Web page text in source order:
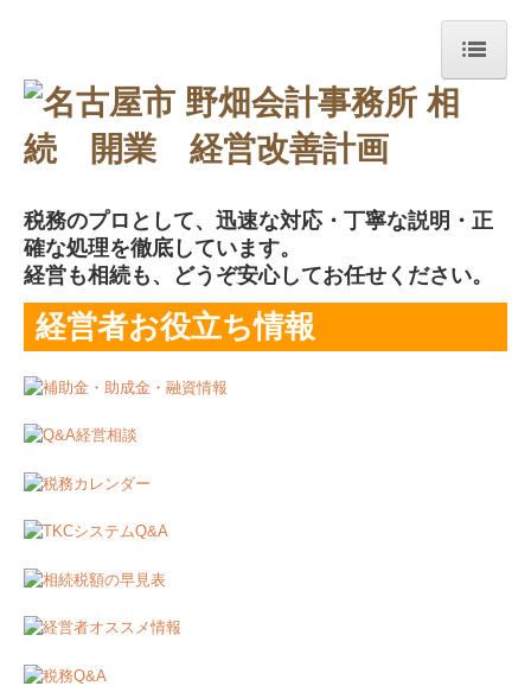
ホーム
黒字化支援
経営者お役立ち情報
経営改善オンデマンド講座
国の共済制度活用コーナー
補助金・助成金・融資情報
FinTechのお知らせ
TKCシステムQ&A
社長メニューASP版
経営革新等支援機関とは
事務所紹介
経営理念
税務のプロとして、迅速な対応・丁寧な説明・正
確な処理を徹底しています。
経営も相続も、どうぞ安心してお任せください。
経営者お役立ち情報